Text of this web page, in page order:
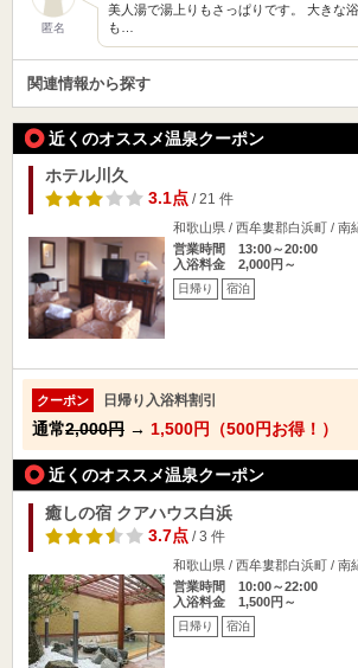
匿名
美人湯で湯上りもさっぱりです。 大きな
も…
関連情報から探す
近くのオススメ温泉クーポン
ホテル川久
3.1点/ 21 件
和歌山県 / 西牟婁郡白浜町 / 南
営業時間 13:00～20:00
入浴料金 2,000円～
日帰り 宿泊
クーポン 日帰り入浴料割引
通常2,000円 → 1,500円（500円お得！）
近くのオススメ温泉クーポン
癒しの宿 クアハウス白浜
3.7点/ 3 件
和歌山県 / 西牟婁郡白浜町 / 南
営業時間 10:00～22:00
入浴料金 1,500円～
日帰り 宿泊